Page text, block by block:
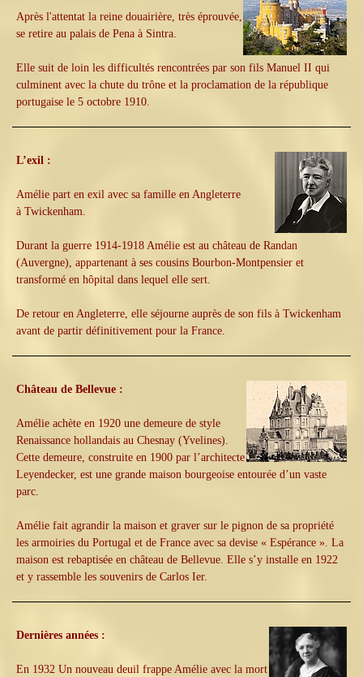
Après l'attentat la reine douairière, très éprouvée,
se retire au palais de Pena à Sintra.
Elle suit de loin les difficultés rencontrées par son fils Manuel II qui
culminent avec la chute du trône et la proclamation de la république
portugaise le 5 octobre 1910.
L’exil :
Amélie part en exil avec sa famille en Angleterre
à Twickenham.
Durant la guerre 1914-1918 Amélie est au château de Randan
(Auvergne), appartenant à ses cousins Bourbon-Montpensier et
transformé en hôpital dans lequel elle sert.
De retour en Angleterre, elle séjourne auprès de son fils à Twickenham
avant de partir définitivement pour la France.
Château de Bellevue :
Amélie achète en 1920 une demeure de style
Renaissance hollandais au Chesnay (Yvelines).
Cette demeure, construite en 1900 par l’architecte
Leyendecker, est une grande maison bourgeoise entourée d’un vaste
parc.
Amélie fait agrandir la maison et graver sur le pignon de sa propriété
les armoiries du Portugal et de France avec sa devise « Espérance ». La
maison est rebaptisée en château de Bellevue. Elle s’y installe en 1922
et y rassemble les souvenirs de Carlos Ier.
Dernières années :
En 1932 Un nouveau deuil frappe Amélie avec la mort